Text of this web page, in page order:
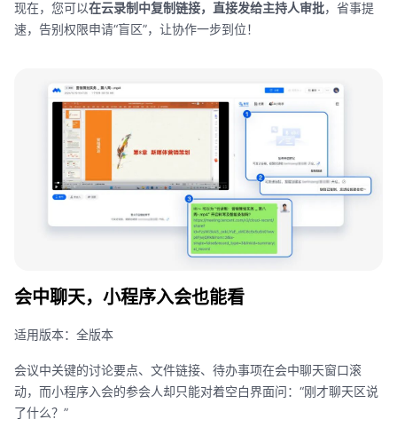
现在，您可以在云录制中复制链接，直接发给主持人审批，省事提
速，告别权限申请“盲区”，让协作一步到位！
会中聊天，小程序入会也能看
适用版本：全版本
会议中关键的讨论要点、文件链接、待办事项在会中聊天窗口滚
动，而小程序入会的参会人却只能对着空白界面问： “刚才聊天区说
了什么？ ”